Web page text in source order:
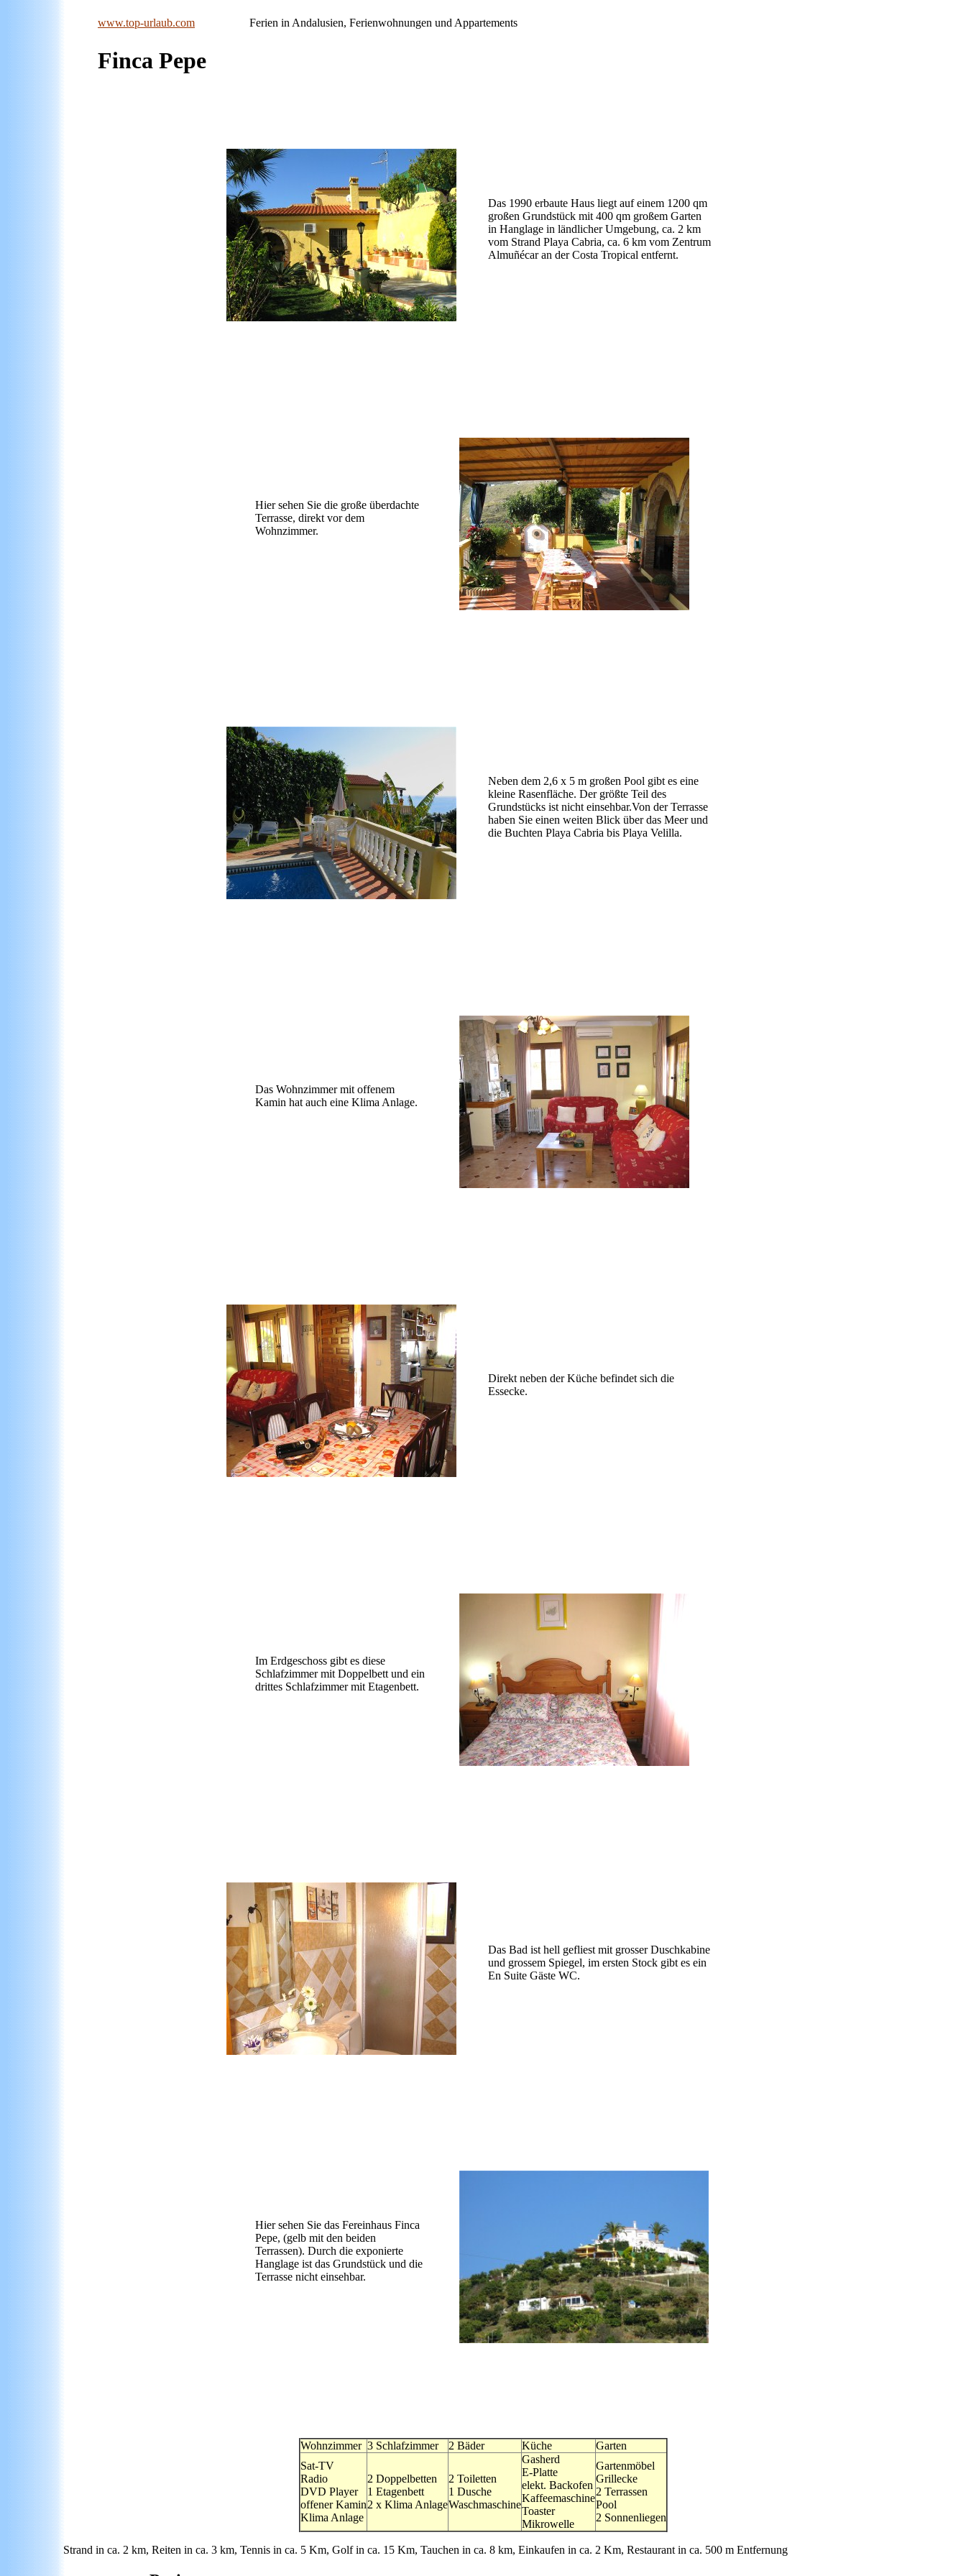
www.top-urlaub.com Ferien in Andalusien, Ferienwohnungen und Appartements
Finca Pepe
Das 1990 erbaute Haus liegt auf einem 1200 qm
großen Grundstück mit 400 qm großem Garten
in Hanglage in ländlicher Umgebung, ca. 2 km
vom Strand Playa Cabria, ca. 6 km vom Zentrum
Almuñécar an der Costa Tropical entfernt.
Hier sehen Sie die große überdachte
Terrasse, direkt vor dem
Wohnzimmer.
Neben dem 2,6 x 5 m großen Pool gibt es eine
kleine Rasenfläche. Der größte Teil des
Grundstücks ist nicht einsehbar.Von der Terrasse
haben Sie einen weiten Blick über das Meer und
die Buchten Playa Cabria bis Playa Velilla.
Das Wohnzimmer mit offenem
Kamin hat auch eine Klima Anlage.
Direkt neben der Küche befindet sich die
Essecke.
Im Erdgeschoss gibt es diese
Schlafzimmer mit Doppelbett und ein
drittes Schlafzimmer mit Etagenbett.
Das Bad ist hell gefliest mit grosser Duschkabine
und grossem Spiegel, im ersten Stock gibt es ein
En Suite Gäste WC.
Hier sehen Sie das Fereinhaus Finca
Pepe, (gelb mit den beiden
Terrassen). Durch die exponierte
Hanglage ist das Grundstück und die
Terrasse nicht einsehbar.
Wohnzimmer 3 Schlafzimmer 2 Bäder Küche
Garten
Sat-TV
Radio
DVD Player
offener Kamin
Klima Anlage
2 Doppelbetten
1 Etagenbett
2 x Klima Anlage
2 Toiletten
1 Dusche
Waschmaschine
Gasherd
E-Platte
elekt. Backofen
Kaffeemaschine
Toaster
Mikrowelle
Gartenmöbel
Grillecke
2 Terrassen
Pool
2 Sonnenliegen
Strand in ca. 2 km, Reiten in ca. 3 km, Tennis in ca. 5 Km, Golf in ca. 15 Km, Tauchen in ca. 8 km, Einkaufen in ca. 2 Km, Restaurant in ca. 500 m Entfernung